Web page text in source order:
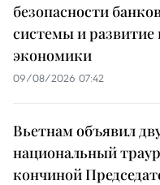
безопасности
системы и
экономики
09/08/2026 07:42
Вьетнам объявил
национальный
кончиной